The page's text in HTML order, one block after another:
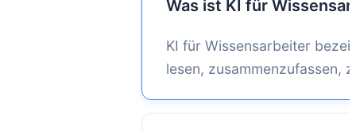
Was ist KI für
KI für Wissensarbeiter
lesen, zusammenzufassen,